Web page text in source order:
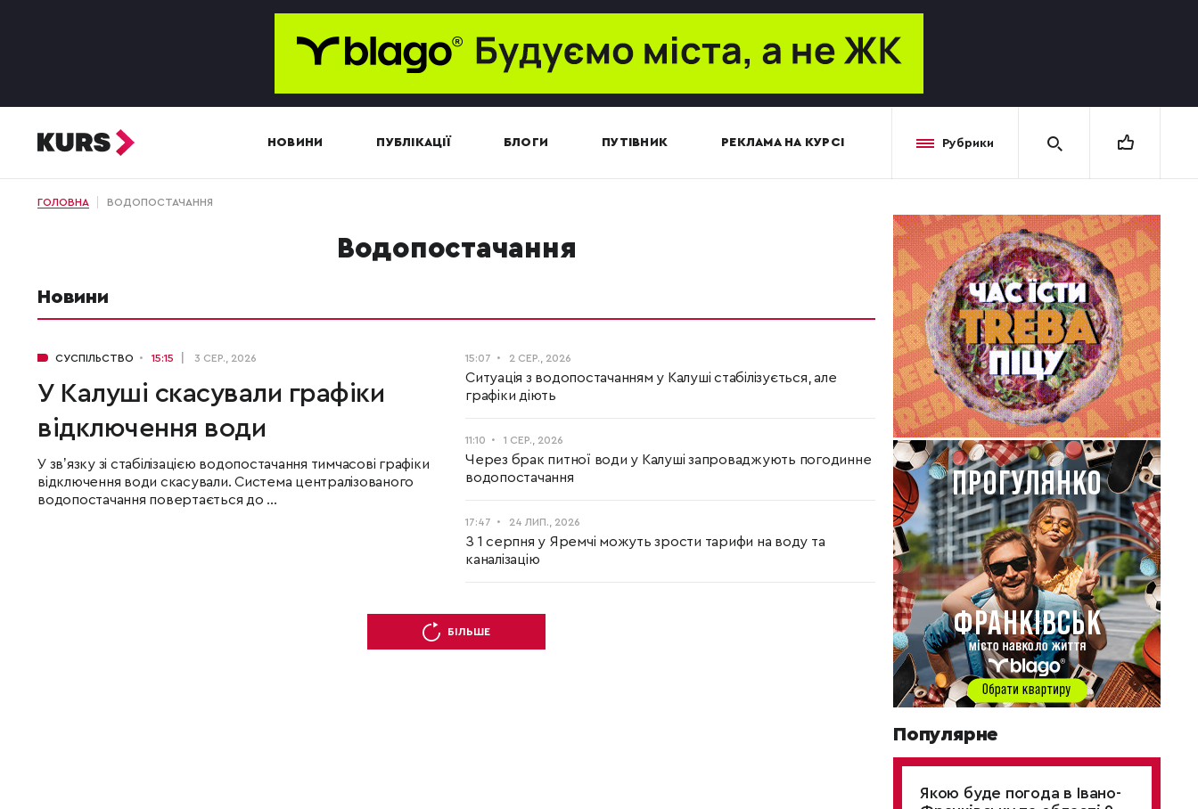
НОВИНИ ПУБЛІКАЦІЇ БЛОГИ ПУТІВНИК РЕКЛАМА НА КУРСІ Рубрики
ГОЛОВНА ВОДОПОСТАЧАННЯ
водопостачання
Новини
СУСПІЛЬСТВО 15:15 3 СЕР., 2026
У Калуші скасували графіки
відключення води
У звʼязку зі стабілізацією водопостачання тимчасові графіки
відключення води скасували. Система централізованого
водопостачання повертається до ...
15:07 2 СЕР., 2026
Ситуація з водопостачанням у Калуші стабілізується, але
графіки діють
11:10 1 СЕР., 2026
Через брак питної води у Калуші запроваджують погодинне
водопостачання
17:47 24 ЛИП., 2026
З 1 серпня у Яремчі можуть зрости тарифи на воду та
каналізацію
БІЛЬШЕ
Популярне
Якою буде погода в Івано-